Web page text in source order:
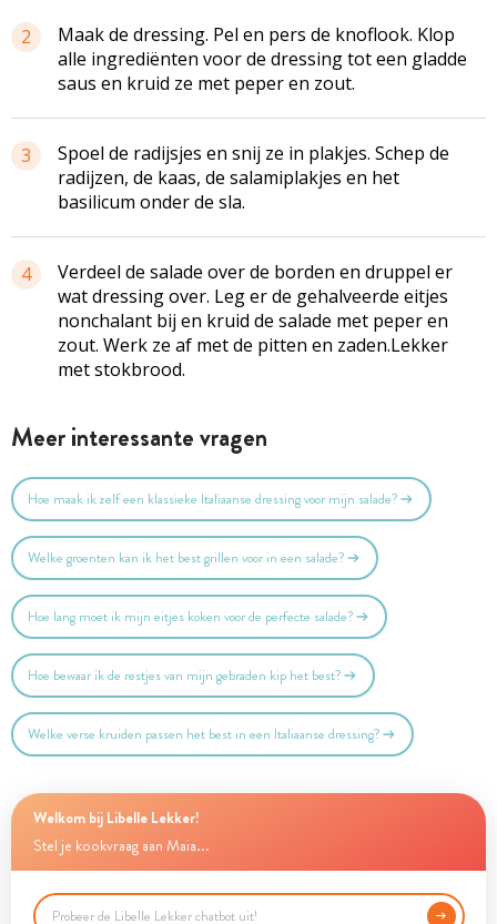
2
Maak de dressing. Pel en pers de knoflook. Klop
alle ingrediënten voor de dressing tot een gladde
saus en kruid ze met peper en zout.
3
Spoel de radijsjes en snij ze in plakjes. Schep de
radijzen, de kaas, de salamiplakjes en het
basilicum onder de sla.
4
Verdeel de salade over de borden en druppel er
wat dressing over. Leg er de gehalveerde eitjes
nonchalant bij en kruid de salade met peper en
zout. Werk ze af met de pitten en zaden.Lekker
met stokbrood.
Meer interessante vragen
Hoe maak ik zelf een klassieke Italiaanse dressing voor mijn salade?
Welke groenten kan ik het best grillen voor in een salade?
Hoe lang moet ik mijn eitjes koken voor de perfecte salade?
Hoe bewaar ik de restjes van mijn gebraden kip het best?
Welke verse kruiden passen het best in een Italiaanse dressing?
Welkom bij Libelle Lekker!
Stel je kookvraag aan Maia...